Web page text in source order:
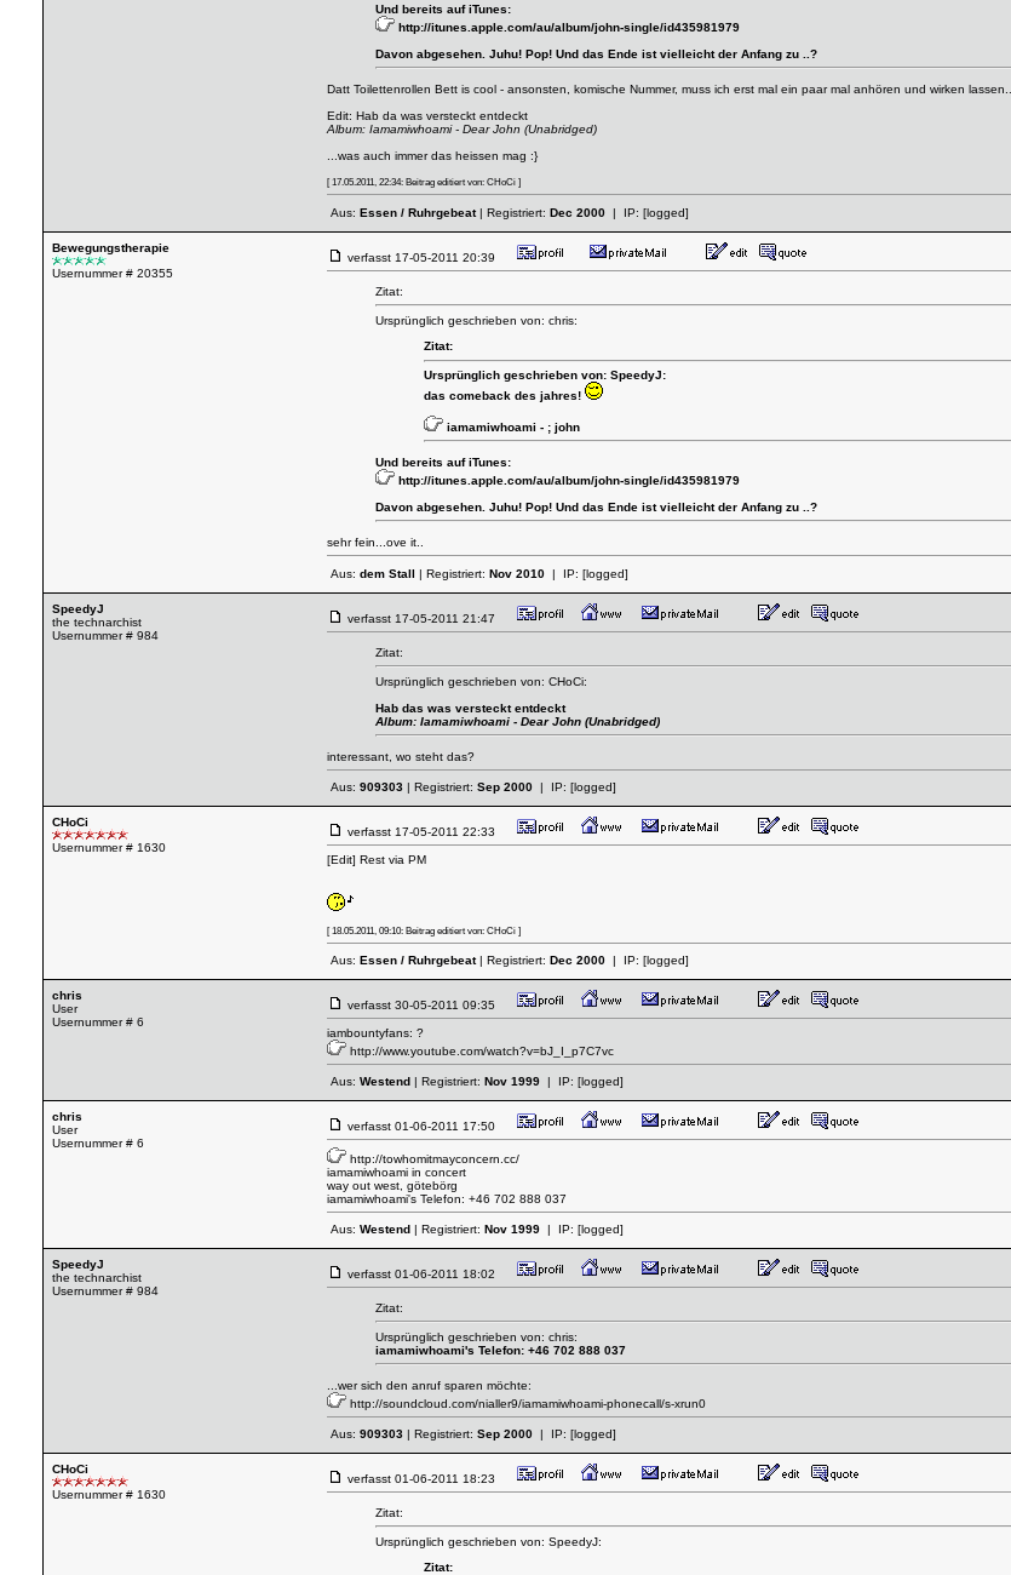
Und bereits auf iTunes:
http://itunes.apple.com/au/album/john-single/id435981979
Davon abgesehen. Juhu! Pop! Und das Ende ist vielleicht der Anfang zu ..?
Datt Toilettenrollen Bett is cool - ansonsten, komische Nummer, muss ich erst mal ein paar mal anhören und wirken lassen...
Edit: Hab da was versteckt entdeckt
Album: Iamamiwhoami - Dear John (Unabridged)
...was auch immer das heissen mag :}
[ 17.05.2011, 22:34: Beitrag editiert von: CHoCi ]
Aus: Essen / Ruhrgebeat| Registriert: Dec 2000 | IP: [logged]
Bewegungstherapie
Usernummer # 20355
verfasst 17-05-2011 20:39
Zitat:
Ursprünglich geschrieben von: chris:
Zitat:
Ursprünglich geschrieben von: SpeedyJ:
das comeback des jahres!
iamamiwhoami - ; john
Und bereits auf iTunes:
http://itunes.apple.com/au/album/john-single/id435981979
Davon abgesehen. Juhu! Pop! Und das Ende ist vielleicht der Anfang zu ..?
sehr fein...ove it..
Aus: dem Stall | Registriert: Nov 2010 | IP: [logged]
SpeedyJ
the technarchist
Usernummer # 984
verfasst 17-05-2011 21:47
Zitat:
Ursprünglich geschrieben von: CHoCi:
Hab das was versteckt entdeckt
Album: Iamamiwhoami - Dear John (Unabridged)
interessant, wo steht das?
Aus: 909303 | Registriert: Sep 2000 | IP: [logged]
CHoCi
Usernummer # 1630
verfasst 17-05-2011 22:33
[Edit] Rest via PM
[ 18.05.2011, 09:10: Beitrag editiert von: CHoCi ]
Aus: Essen / Ruhrgebeat| Registriert: Dec 2000 | IP: [logged]
chris
User
Usernummer # 6
verfasst 30-05-2011 09:35
iambountyfans: ?
http://www.youtube.com/watch?v=bJ_I_p7C7vc
Aus: Westend | Registriert: Nov 1999 | IP: [logged]
chris
User
Usernummer # 6
verfasst 01-06-2011 17:50
http://towhomitmayconcern.cc/
iamamiwhoami in concert
way out west, götebörg
iamamiwhoami's Telefon: +46 702 888 037
Aus: Westend | Registriert: Nov 1999 | IP: [logged]
SpeedyJ
the technarchist
Usernummer # 984
verfasst 01-06-2011 18:02
Zitat:
Ursprünglich geschrieben von: chris:
iamamiwhoami's Telefon: +46 702 888 037
...wer sich den anruf sparen möchte:
http://soundcloud.com/nialler9/iamamiwhoami-phonecall/s-xrun0
Aus: 909303 | Registriert: Sep 2000 | IP: [logged]
CHoCi
Usernummer # 1630
verfasst 01-06-2011 18:23
Zitat:
Ursprünglich geschrieben von: SpeedyJ:
Zitat: